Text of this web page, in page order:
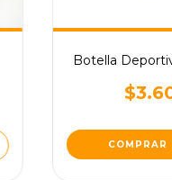
Botella
COMPRAR